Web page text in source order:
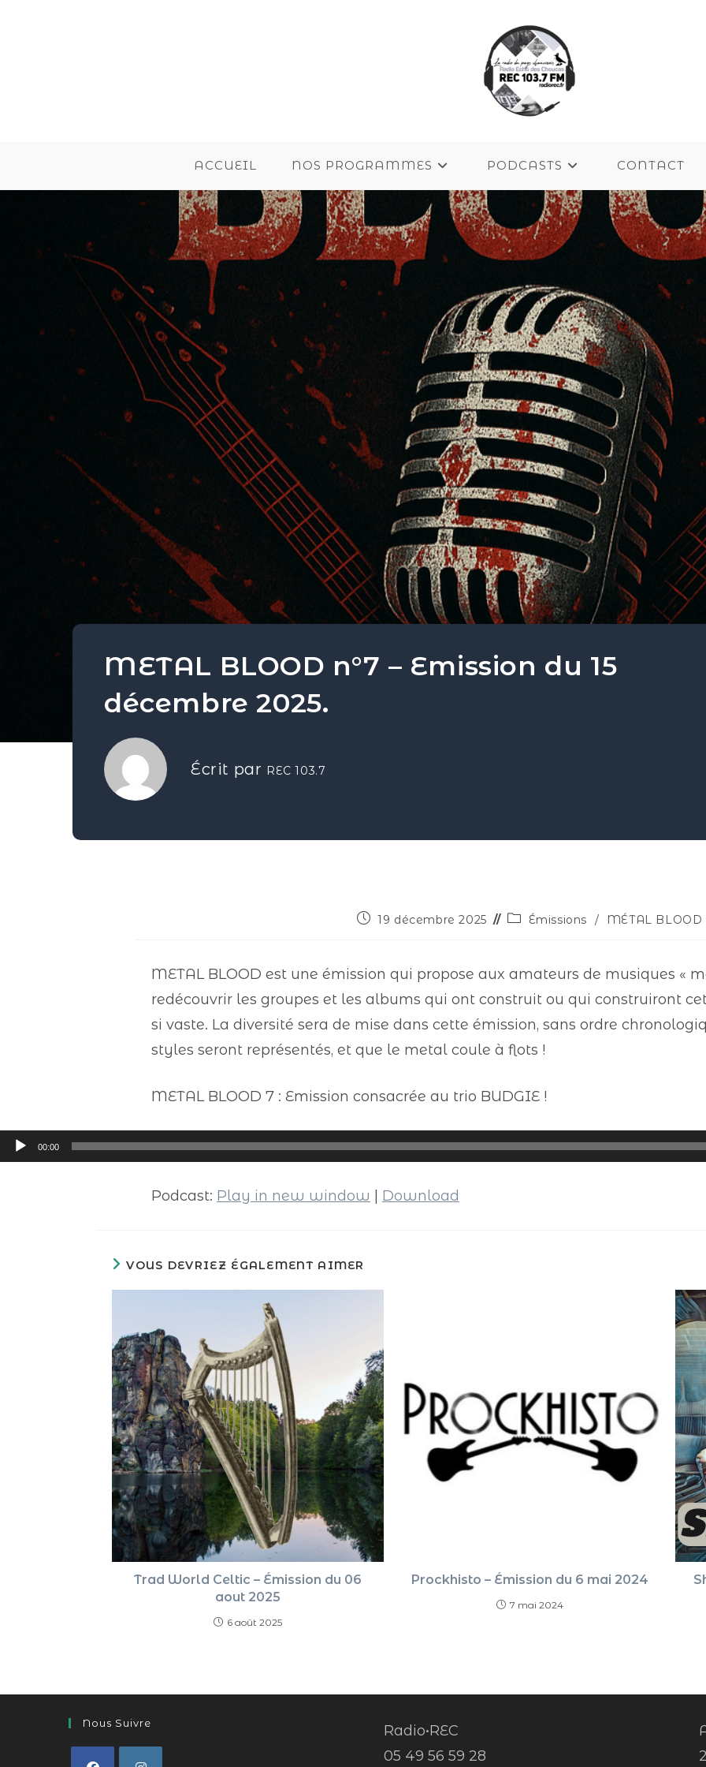
ACCUEIL NOS PROGRAMMES PODCASTS CONTACT
METAL BLOOD n°7 – Emission du 15
décembre 2025.
Écrit par REC 103.7
19 décembre 2025 Émissions / MÉTAL BLOOD
METAL BLOOD est une émission qui propose aux amateurs de musiques «
redécouvrir les groupes et les albums qui ont construit ou qui construiront
si vaste. La diversité sera de mise dans cette émission, sans ordre
styles seront représentés, et que le metal coule à flots !
METAL BLOOD 7 : Emission consacrée au trio BUDGIE !
Lecteur
audio
00:00
Podcast: Play in new window Download
VOUS DEVRIEZ ÉGALEMENT AIMER
Trad World Celtic – Émission du 06
aout 2025
6 août 2025
Prockhisto – Émission du 6 mai 2024
7 mai 2024
Nous Suivre
Radio•REC
05 49 56 59 28